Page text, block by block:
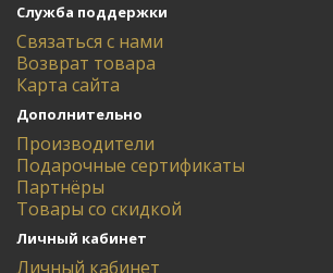
Служба поддержки
Связаться с нами
Возврат товара
Карта сайта
Дополнительно
Производители
Подарочные сертификаты
Партнёры
Товары со скидкой
Личный кабинет
Личный кабинет